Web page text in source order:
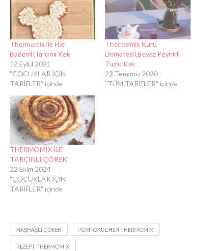
Thermomix ile File
Bademli,Tarçınlı Kek
12 Eylül 2021
"ÇOCUKLAR İÇİN
TARİFLER" içinde
Thermomix Kuru
Domatesli,Beyaz Peynirli
Tuzlu Kek
23 Temmuz 2020
"TÜM TARİFLER" içinde
THERMOMİX İLE
TARÇINLI ÇÖREK
22 Ekim 2024
"ÇOCUKLAR İÇİN
TARİFLER" içinde
HAŞHAŞLI ÇÖREK PORNOKUCHEN THERMOMIX
REZEPT THERMOMIX